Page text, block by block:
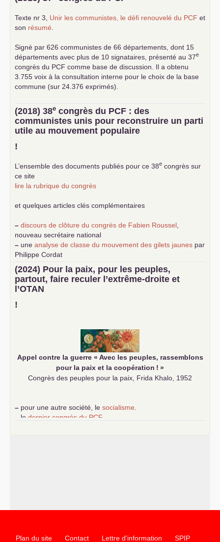
Texte nr 3, Unir les communistes, le défi renouvelé du PCF et
son résumé
Signé par 626 communistes de 66 départements, dont 15
départements avec plus de 10 signataires, présenté au 37e
congrès du PCF comme base de discussion. Il a obtenu
3.755 voix à la consultation interne pour le choix de la base
commune (sur 24.376 exprimés).
(2018) 38e congrès du PCF : des
communistes unis pour reconstruire un parti
utile au mouvement populaire
!
L’ensemble des documents publiés pour ce 38e congrès sur
ce site
lire la rubrique du congrès
et quelques articles clés complémentaires
– discours de clôture du congrès de Fabien Roussel
nouveau secrétaire national
– une analyse de classe du mouvement des gilets jaunes par
Philippe Cordat
–
un texte de Jean-Claude Delaunay
le marxisme est la
science sociale de notre temps
–un appel proposé aux partis communistes et ouvrier
d’Europe
–
(2024) Pour la paix, pour les peuples,
partout, faire reculer l’extrême-droite et
l’OTAN
!
Appel contre la guerre « Avec les peuples, rassemblons
pour la paix et la coopération ! »
Congrès des peuples pour la paix, Frida Khalo, 1952
– pour une autre société, le socialisme
le dernier congrès du PCF
Plan du site Contact Lettre d'information SPIP